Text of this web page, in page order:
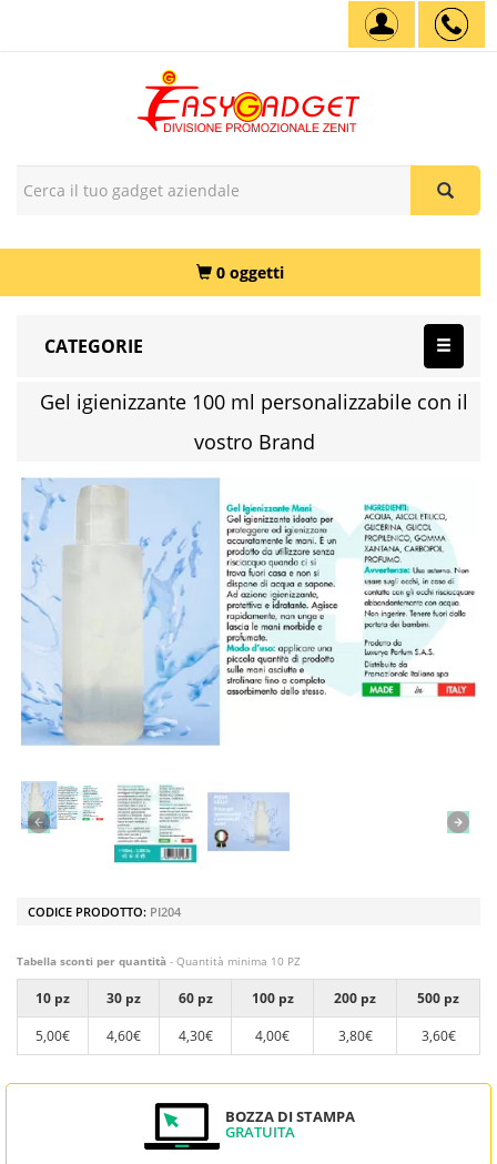
0 oggetti
CATEGORIE
Gel igienizzante 100 ml personalizzabile con il
vostro Brand
CODICE PRODOTTO: PI204
Tabella sconti per quantità - Quantità minima 10 PZ
10 pz 30 pz 60 pz 100 pz 200 pz
500 pz
5,00€
4,60€ 4,30€ 4,00€ 3,80€ 3,60€
BOZZA DI STAMPA
GRATUITA